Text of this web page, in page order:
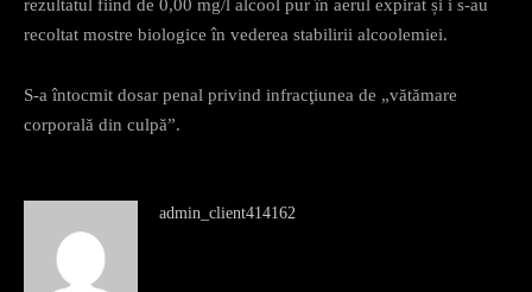
rezultatul fiind de 0,00 mg/l alcool pur în aerul expirat și i s-au
recoltat mostre biologice în vederea stabilirii alcoolemiei.
S-a întocmit dosar penal privind infracţiunea de „vătămare
corporală din culpă”.
admin_client414162